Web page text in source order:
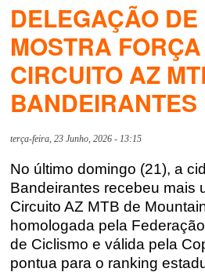
DELEGAÇÃO
MOSTRA
CIRCUITO AZ
BANDEIRANTES
terça-feira, 23 Junho, 2026 - 13:15
No último domingo (21), a
Bandeirantes recebeu mais
Circuito AZ MTB de
homologada pela
de Ciclismo e válida pela
pontua para o ranking